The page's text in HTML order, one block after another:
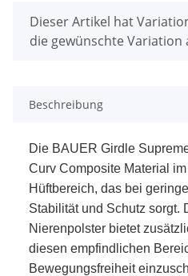
x
Dieser Artikel hat
die gewünschte Variation
Beschreibung
Die BAUER Girdle
Curv Composite Material
Hüftbereich, das bei
Stabilität und Schutz sorgt.
Nierenpolster bietet
diesen empfindlichen
Bewegungsfreiheit